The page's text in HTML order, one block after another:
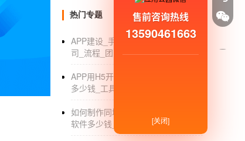
成，使得垂直精准宣发成为可能，让平台反
针对用户的优秀作品。女同社交APP开发软件
孵化后，大量APP用户成为我们作品的自来
热门专题
APP建设_手机APP建设方案_开发公
司_流程_团队
APP用H5开发_APP软件用H5开发要
多少钱_工具_平台
如何制作同城App_制作一个同城app
软件多少钱_开发公司
售前咨询热线
13590461663
[关闭]